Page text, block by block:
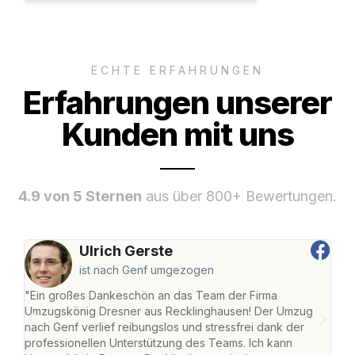
ECHTE ERFAHRUNGEN
Erfahrungen unserer
Kunden mit uns
4.9 von 5 Sternen aus über 800+ Bewertungen.
Ulrich Gerste
ist nach Genf umgezogen
"Ein großes Dankeschön an das Team der Firma
Umzugskönig Dresner aus Recklinghausen! Der Umzug
nach Genf verlief reibungslos und stressfrei dank der
professionellen Unterstützung des Teams. Ich kann